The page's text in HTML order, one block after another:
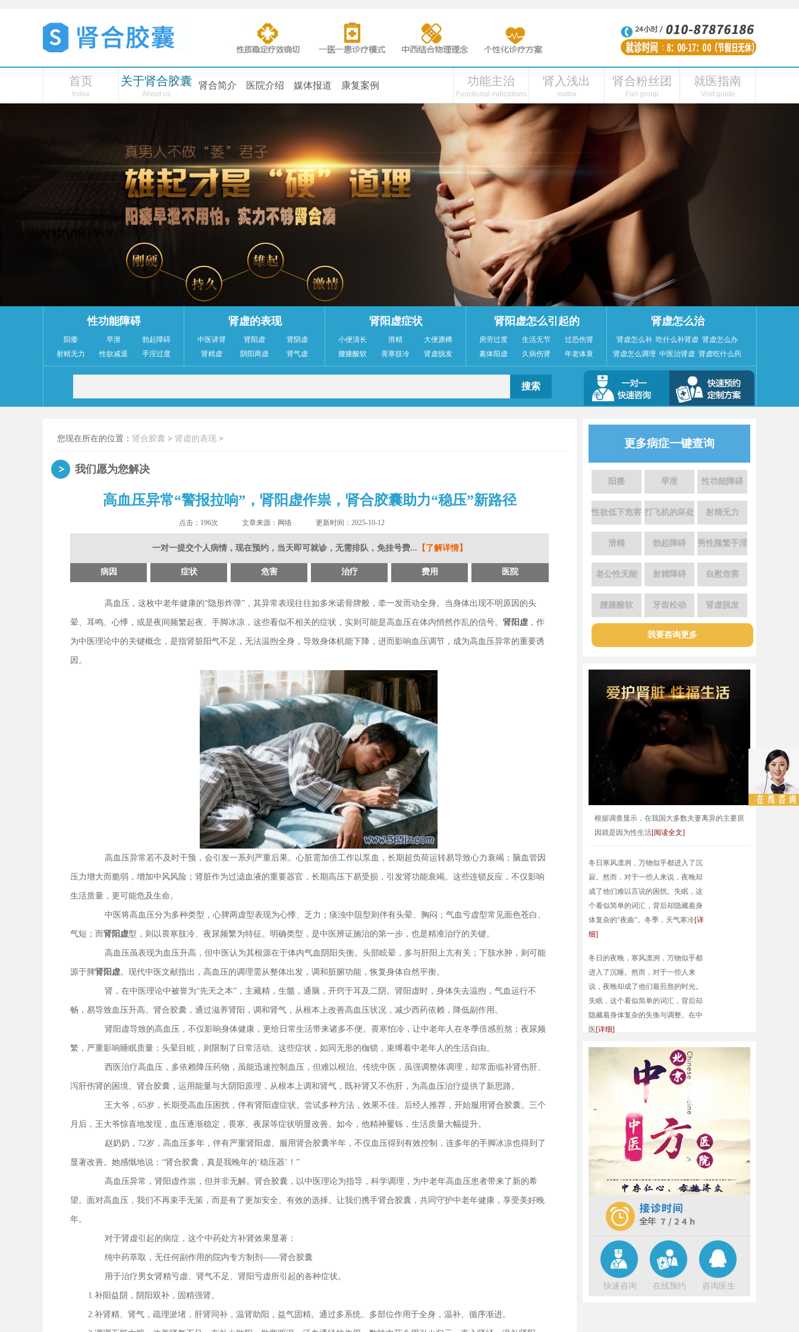
首页
Index
关于肾合胶囊
About us
肾合简介 医院介绍 媒体报道 康复案例 功能主治
Functional indications
性功能障碍 肾虚的表现 肾阳虚症状 肾阳虚怎么引起的
肾入浅出
matrix
肾合内刊 肾合头条 肾合视频
肾合粉丝团
Fan group
连线主播 粉丝福利
就医指南
Visit guide
性功能障碍
阳痿 早泄
勃起障碍
射精无力
性欲减退 手淫过度
肾虚的表现
中医讲肾 肾阳虚
肾阴虚
肾精虚
阴阳两虚 肾气虚
肾阳虚症状
小便清长 滑精
大便溏稀
腰膝酸软
畏寒肢冷 肾虚脱发
肾阳虚怎么引起的
房劳过度 生活无节
过恐伤肾
素体阳虚
久病伤肾 年老体衰
肾虚怎么治
肾虚怎么补 吃什么补肾虚 肾虚怎么办
肾虚怎么调理 中医治肾虚 肾虚吃什么药
您现在所在的位置： 肾合胶囊 > 肾虚的表现 >
我们愿为您解决
高血压异常“警报拉响”，肾阳虚作祟，肾合胶囊助力“稳压”新路径
点击： 196次 文章来源：网络 更新时间：2025-10-12
一对一提交个人病情，现在预约，当天即可就诊，无需排队，免挂号费... 【了解详情】
病因 症状 危害 治疗 费用 医院
高血压，这枚中老年健康的“隐形炸弹”，其异常表现往往如多米诺骨牌般，牵一发而动全身。当身体出现不明原因的头
晕、耳鸣、心悸，或是夜间频繁起夜、手脚冰凉，这些看似不相关的症状，实则可能是高血压在体内悄然作乱的信号。 肾阳虚 ，作
为中医理论中的关键概念，是指肾脏阳气不足，无法温煦全身，导致身体机能下降，进而影响血压调节，成为高血压异常的重要诱
因。
高血压异常若不及时干预，会引发一系列严重后果。心脏需加倍工作以泵血，长期超负荷运转易导致心力衰竭；脑血管因
压力增大而脆弱，增加中风风险；肾脏作为过滤血液的重要器官，长期高压下易受损，引发肾功能衰竭。这些连锁反应，不仅影响
生活质量，更可能危及生命。
中医将高血压分为多种类型，心脾两虚型表现为心悸、乏力；痰浊中阻型则伴有头晕、胸闷；气血亏虚型常见面色苍白、
气短；而肾阳虚型，则以畏寒肢冷、夜尿频繁为特征。明确类型，是中医辨证施治的第一步，也是精准治疗的关键。
高血压虽表现为血压升高，但中医认为其根源在于体内气血阴阳失衡。头部眩晕，多与肝阳上亢有关；下肢水肿，则可能
源于脾肾阳虚。现代中医文献指出，高血压的调理需从整体出发，调和脏腑功能，恢复身体自然平衡。
肾，在中医理论中被誉为“先天之本”，主藏精，生髓，通脑，开窍于耳及二阴。肾阳虚时，身体失去温煦，气血运行不
畅，易导致血压升高。肾合胶囊，通过滋养肾阳，调和肾气，从根本上改善高血压状况，减少西药依赖，降低副作用。
肾阳虚导致的高血压，不仅影响身体健康，更给日常生活带来诸多不便。畏寒怕冷，让中老年人在冬季倍感煎熬；夜尿频
繁，严重影响睡眠质量；头晕目眩，则限制了日常活动。这些症状，如同无形的枷锁，束缚着中老年人的生活自由。
西医治疗高血压，多依赖降压药物，虽能迅速控制血压，但难以根治。传统中医，虽强调整体调理，却常面临补肾伤肝、
泻肝伤肾的困境。肾合胶囊，运用能量与大阴阳原理，从根本上调和肾气，既补肾又不伤肝，为高血压治疗提供了新思路。
王大爷，65岁，长期受高血压困扰，伴有肾阳虚症状。尝试多种方法，效果不佳。后经人推荐，开始服用肾合胶囊。三个
月后，王大爷惊喜地发现，血压逐渐稳定，畏寒、夜尿等症状明显改善。如今，他精神矍铄，生活质量大幅提升。
赵奶奶，72岁，高血压多年，伴有严重肾阳虚。服用肾合胶囊半年，不仅血压得到有效控制，连多年的手脚冰凉也得到了
显著改善。她感慨地说：“肾合胶囊，真是我晚年的‘稳压器’！”
高血压异常，肾阳虚作祟，但并非无解。肾合胶囊，以中医理论为指导，科学调理，为中老年高血压患者带来了新的希
望。面对高血压，我们不再束手无策，而是有了更加安全、有效的选择。让我们携手肾合胶囊，共同守护中老年健康，享受美好晚
年。
对于肾虚引起的病症，这个中药处方补肾效果显著：
纯中药萃取，无任何副作用的院内专方制剂——肾合胶囊
用于治疗男女肾精亏虚、肾气不足、肾阳亏虚所引起的各种症状。
1.补阳益阴，阴阳双补，固精强肾。
2.补肾精、肾气，疏理淤堵，肝肾同补，温肾助阳，益气固精。通过多系统、多部位作用于全身，温补、循序渐进。
更多病症一键查询
阳痿 早泄 性功能障碍
性欲低下危害 打飞机的坏处 射精无力
滑精 勃起障碍 男性频繁手淫
老公性无能 射精障碍 自慰危害
腰膝酸软 牙齿松动 肾虚脱发
我要咨询更多
根据调查显示，在我国大多数夫妻离异的主要原
因就是因为性生活[阅读全文]
冬日寒风凛冽，万物似乎都进入了沉
寂。然而，对于一些人来说，夜晚却
成了他们难以言说的困扰。失眠，这
个看似简单的词汇，背后却隐藏着身
体复杂的“夜曲”。冬季，天气寒冷[详
细]
冬日的夜晚，寒风凛冽，万物似乎都
进入了沉睡。然而，对于一些人来
说，夜晚却成了他们最煎熬的时光。
失眠，这个看似简单的词汇，背后却
隐藏着身体复杂的失衡与调整。在中
医[详细]
在寒冷的冬日，万物似乎都放慢了脚
步，我们的身体也不例外。然而，当
夜深人静，本该是安睡之时，却有人
辗转反侧，难以入眠。这不仅仅是季
节的变迁带来的困扰，更是身体内部
[详细]
冬日寒风凛冽，万物收藏，人体亦应
遵循自然规律，养精蓄锐。然而，有
些人却在这寒冷季节里饱受失眠之
苦，仿佛身体内的“灯火”无法熄灭，夜
不能寐，日复一日，身心俱疲。这
快速咨询 在线预约 咨询医生